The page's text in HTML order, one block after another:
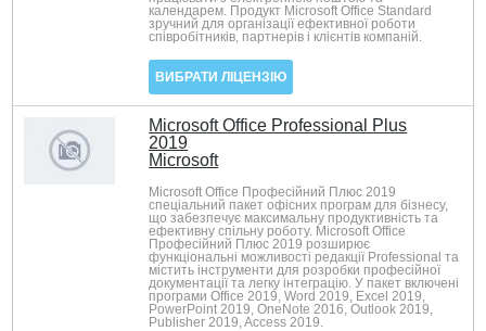
календарем. Продукт Microsoft Office Standard
зручний для організації ефективної роботи
співробітників, партнерів і клієнтів компаній.
ВИБРАТИ ЛІЦЕНЗІЮ
Microsoft Office Professional Plus
2019
Microsoft
Microsoft Office Професійний Плюс 2019
спеціальний пакет офісних програм для бізнесу,
що забезпечує максимальну продуктивність та
ефективну спільну роботу. Microsoft Office
Професійний Плюс 2019 розширює
функціональні можливості редакції Professional та
містить інструменти для розробки професійної
документації та легку інтеграцію. У пакет включені
програми Office 2019, Word 2019, Excel 2019,
PowerPoint 2019, OneNote 2016, Outlook 2019,
Publisher 2019, Access 2019.